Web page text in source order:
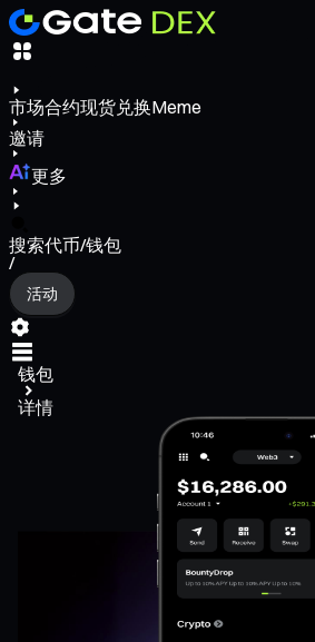
市场合约现货兑换Meme
邀请
更多
搜索代币/钱包
/
活动
钱包
详情